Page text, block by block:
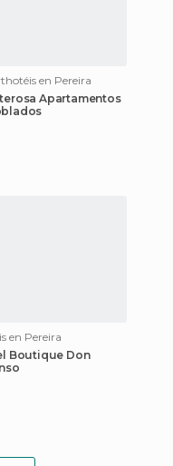
en Pereira
Apartamentos
en Pereira
Boutique Don